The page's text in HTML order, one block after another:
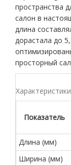
пространства
салон в
длина
дорастала до
просторный
Показатель
Длина (мм)
Ширина (мм)